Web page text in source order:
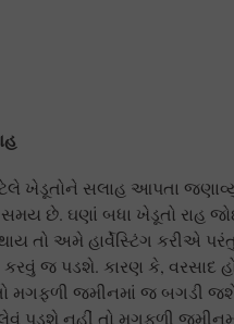
ખેડૂતોને સલાહ આપતા
સમય છે. ઘણાં બધા ખેડૂતો રાહ
તો અમે હાર્વેસ્ટિંગ કરીએ
કરવું જ પડશે. કારણ કે, વરસાદ
મગફળી જમીનમાં જ બગડી
પડશે નહીં તો મગફળી